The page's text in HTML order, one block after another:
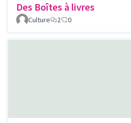
Des Boîtes à livres
Culture
2 0